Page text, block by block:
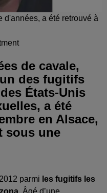
d'années, a été retrouvé à
de cavale,
des fugitifs
États-Unis
a été
en Alsace,
sous une
parmi les fugitifs les
. Âgé d’une